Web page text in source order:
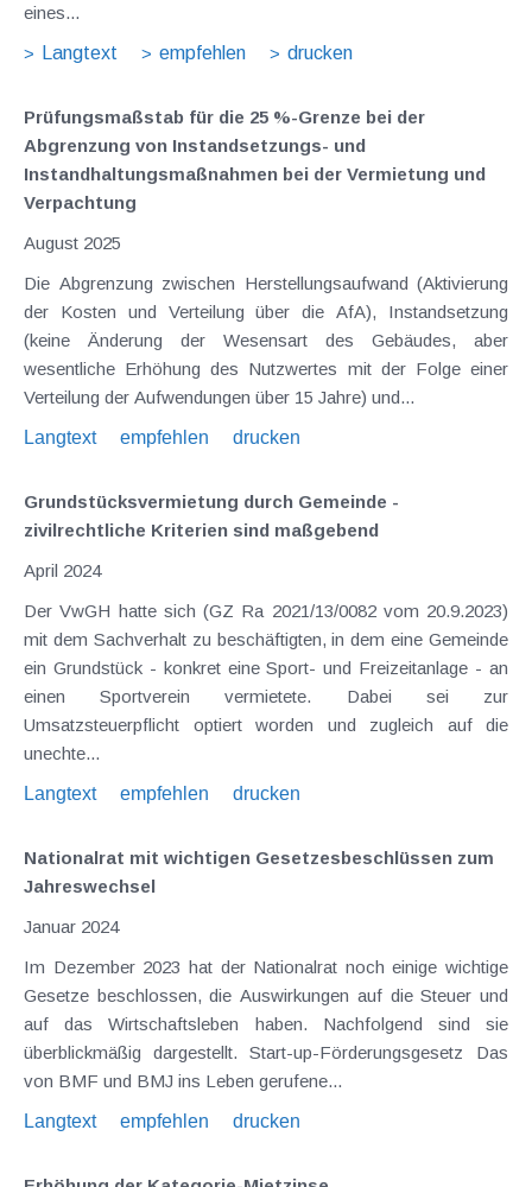
eines...
Langtext
empfehlen drucken
Prüfungsmaßstab für die 25 %-Grenze bei der
Abgrenzung von Instandsetzungs- und
Instandhaltungs­maßnahmen bei der Vermietung und
Verpachtung
August 2025
Die Abgrenzung zwischen Herstellungsaufwand (Aktivierung
der Kosten und Verteilung über die AfA), Instandsetzung
(keine Änderung der Wesensart des Gebäudes, aber
wesentliche Erhöhung des Nutzwertes mit der Folge einer
Verteilung der Aufwendungen über 15 Jahre) und...
Langtext
empfehlen drucken
Grundstücksvermietung durch Gemeinde -
zivilrechtliche Kriterien sind maßgebend
April 2024
Der VwGH hatte sich (GZ Ra 2021/13/0082 vom 20.9.2023)
mit dem Sachverhalt zu beschäftigten, in dem eine Gemeinde
ein Grundstück - konkret eine Sport- und Freizeitanlage - an
einen Sportverein vermietete. Dabei sei zur
Umsatzsteuerpflicht optiert worden und zugleich auf die
unechte...
Langtext
empfehlen drucken
Nationalrat mit wichtigen Gesetzesbeschlüssen zum
Jahreswechsel
Januar 2024
Im Dezember 2023 hat der Nationalrat noch einige wichtige
Gesetze beschlossen, die Auswirkungen auf die Steuer und
auf das Wirtschaftsleben haben. Nachfolgend sind sie
überblickmäßig dargestellt. Start-up-Förderungsgesetz Das
von BMF und BMJ ins Leben gerufene...
Langtext
empfehlen drucken